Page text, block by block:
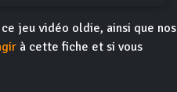
jeu vidéo oldie, ainsi que nos
à cette fiche et si vous